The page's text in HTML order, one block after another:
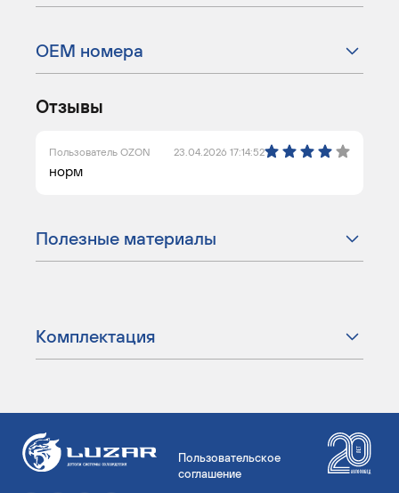
ОЕМ номера
Отзывы
Пользователь OZON 23.04.2026 17:14:52
норм
Полезные материалы
Комплектация
Пользовательское
соглашение